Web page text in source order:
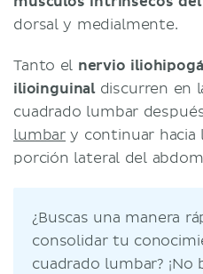
dorsal y medialmente.
Tanto el nervio
ilioinguinaldiscurren en
cuadrado lumbar
lumbar y continuar hacia
porción lateral del
¿Buscas una manera
consolidar tu
cuadrado lumbar? ¡No